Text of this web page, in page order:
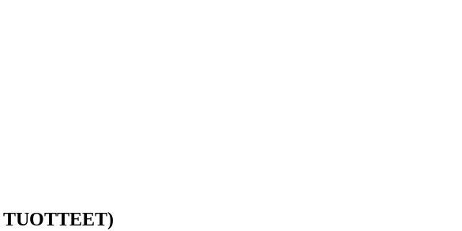
TUOTTEET)